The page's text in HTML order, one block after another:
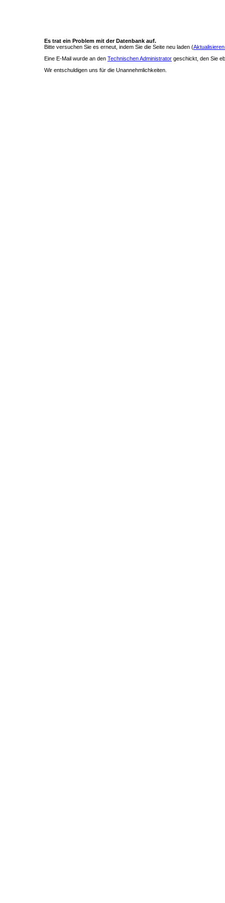
Es trat ein Problem mit der Datenbank auf.
Bitte versuchen Sie es erneut, indem Sie die Seite neu laden (
Eine E-Mail wurde an den Technischen Administrator geschickt, den Sie
Wir entschuldigen uns für die Unannehmlichkeiten.